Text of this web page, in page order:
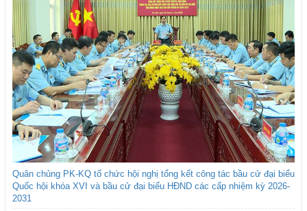
Quân chủng PK-KQ tổ chức hội nghị tổng kết công tác bầu cử đại biểu
Quốc hội khóa XVI và bầu cử đại biểu HĐND các cấp nhiệm kỳ 2026-
2031